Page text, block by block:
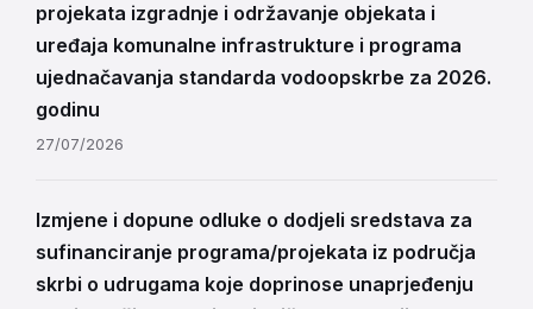
projekata izgradnje i održavanje objekata i
uređaja komunalne infrastrukture i programa
ujednačavanja standarda vodoopskrbe za 2026.
godinu
27/07/2026
Izmjene i dopune odluke o dodjeli sredstava za
sufinanciranje programa/projekata iz područja
skrbi o udrugama koje doprinose unaprjeđenju